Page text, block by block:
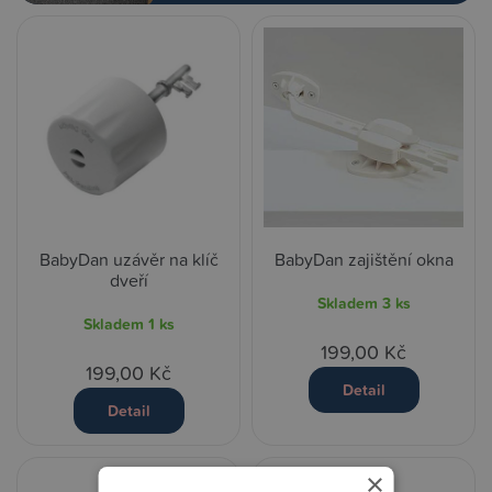
BabyDan uzávěr na klíč
dveří
Skladem 1 ks
199,00 Kč
Detail
BabyDan zajištění okna
Skladem 3 ks
199,00 Kč
Detail
×